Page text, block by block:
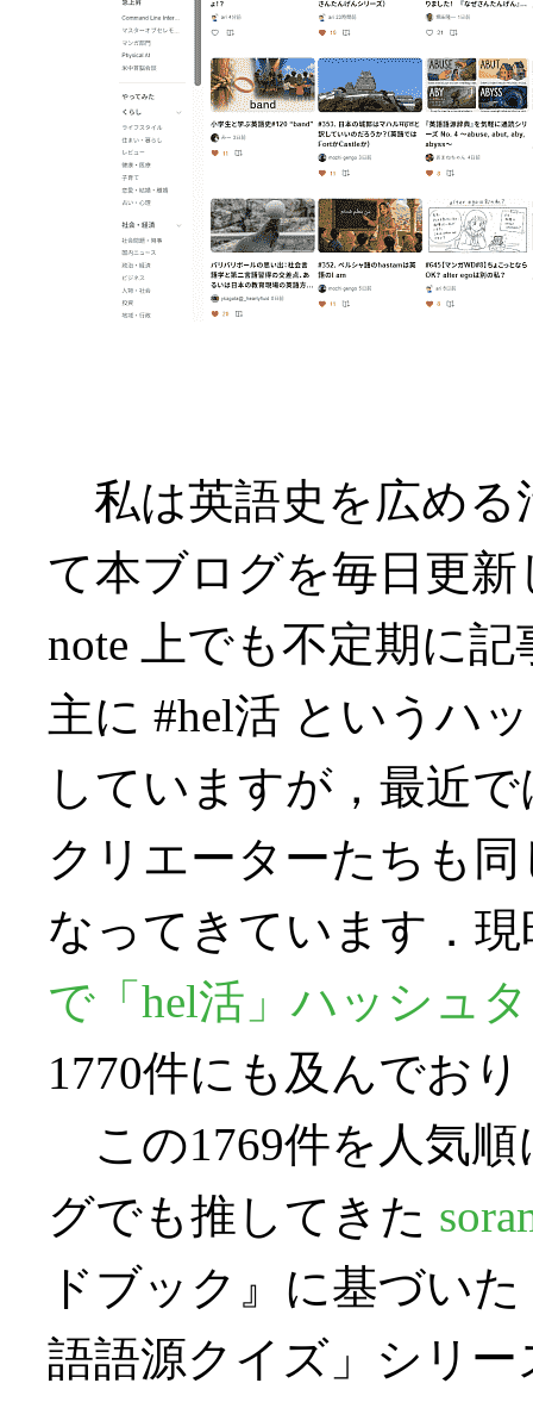
私は英語史を広める
て本ブログを毎日更
note 上でも不定期に
主に #hel活 というハ
していますが，最近
クリエーターたちも
なってきています．
で「hel活」ハッシュ
1770件にも及んでお
この1769件を人気順
グでも推してきた
ドブック』に基づい
語語源クイズ」シリ